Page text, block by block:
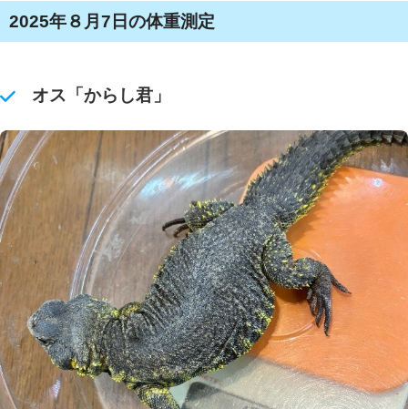
2025年８月7日の体重測定
オス「からし君」